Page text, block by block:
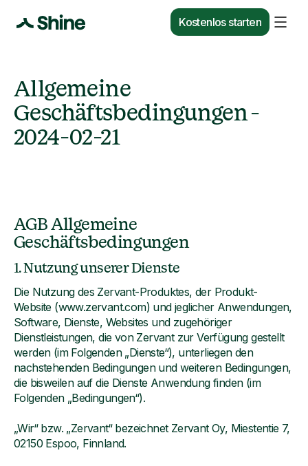
Kostenlos starten
Allgemeine
Geschäftsbedingungen -
2024-02-21
AGB Allgemeine
Geschäftsbedingungen
1. Nutzung unserer Dienste
Die Nutzung des Zervant-Produktes, der Produkt-
Website (www.zervant.com) und jeglicher Anwendungen,
Software, Dienste, Websites und zugehöriger
Dienstleistungen, die von Zervant zur Verfügung gestellt
werden (im Folgenden „Dienste“), unterliegen den
nachstehenden Bedingungen und weiteren Bedingungen,
die bisweilen auf die Dienste Anwendung finden (im
Folgenden „Bedingungen“).
„Wir“ bzw. „Zervant“ bezeichnet Zervant Oy, Miestentie 7,
02150 Espoo, Finnland.